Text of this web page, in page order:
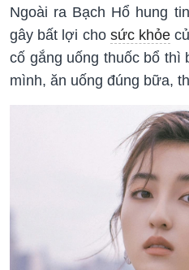
Ngoài ra Bạch Hổ hung
gây bất lợi cho sức khỏe
cố gắng uống thuốc bổ thì
mình, ăn uống đúng bữa,